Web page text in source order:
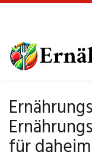
main
content
für